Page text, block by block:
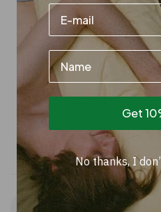
veranderd worden!
Dekbedovertrek Katoen
Bedankt voor je
horen dat je
materialen. We
Ester
Name
Get
No thanks, I